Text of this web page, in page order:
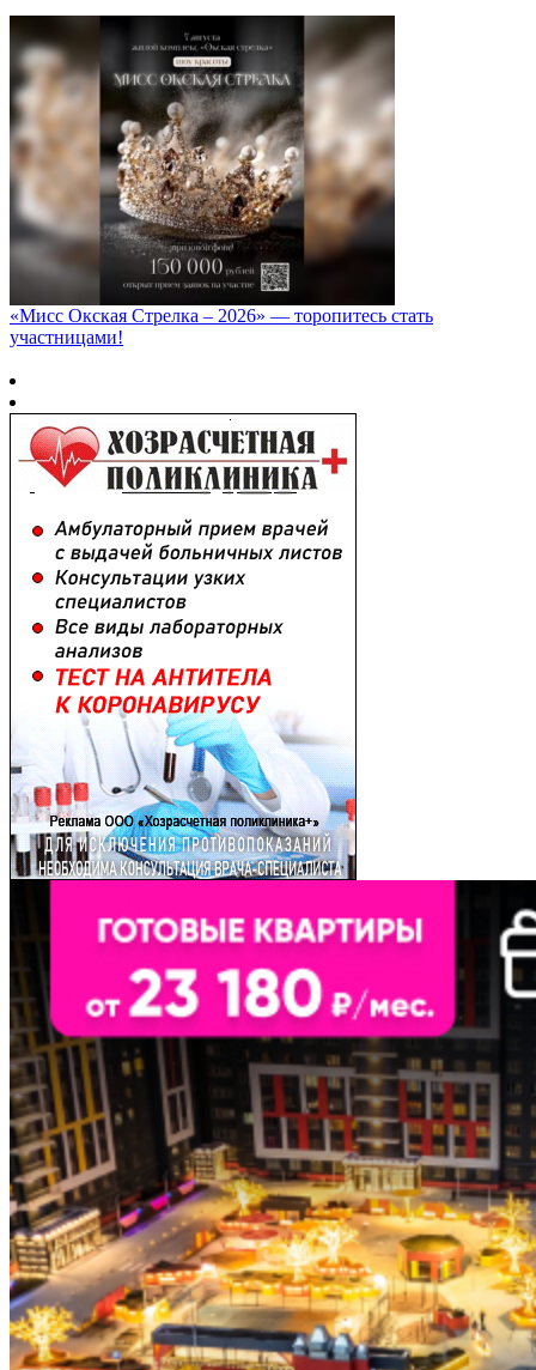
«Мисс Окская Стрелка – 2026» — торопитесь стать
участницами!